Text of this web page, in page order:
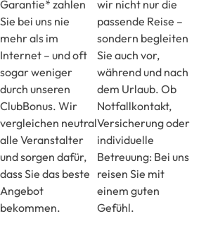
Garantie* zahlen
Sie bei uns nie
mehr als im
Internet – und oft
sogar weniger
durch unseren
ClubBonus. Wir
vergleichen neutral
alle Veranstalter
und sorgen dafür,
dass Sie das beste
Angebot
bekommen.
wir nicht nur die
passende Reise –
sondern begleiten
Sie auch vor,
während und nach
dem Urlaub. Ob
Notfallkontakt,
Versicherung oder
individuelle
Betreuung: Bei uns
reisen Sie mit
einem guten
Gefühl.